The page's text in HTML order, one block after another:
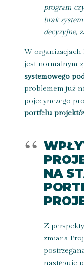
program
brak
decyzyjne,
W organizacjach
jest normalnym
systemowego
problemem już
pojedynczego
portfelu
NA
Z
zmiana
następuje